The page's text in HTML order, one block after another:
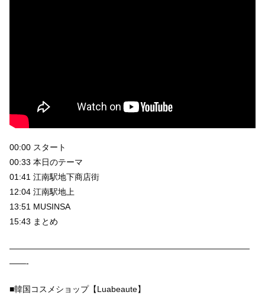
00:00 スタート
00:33 本日のテーマ
01:41 江南駅地下商店街
12:04 江南駅地上
13:51 MUSINSA
15:43 まとめ
—————————————————————————————
——-
■韓国コスメショップ【Luabeaute】